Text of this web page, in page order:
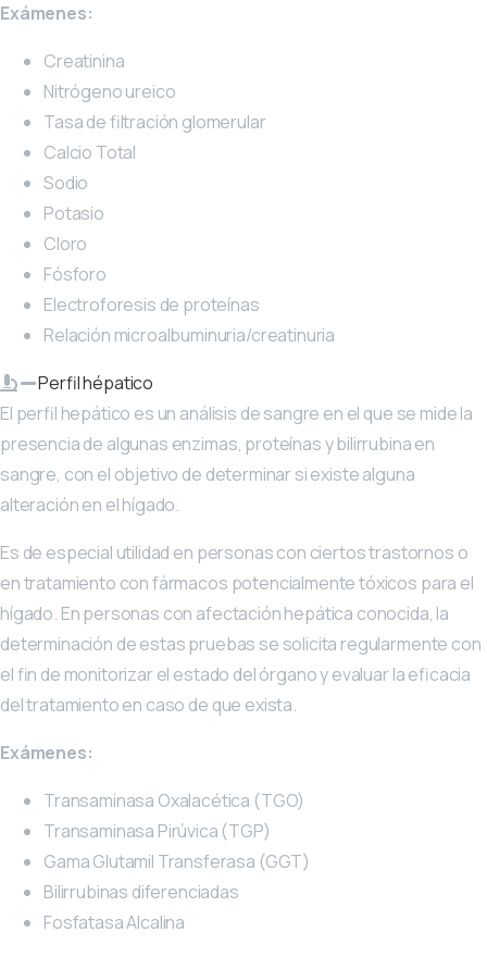
Exámenes:
Creatinina
Nitrógeno ureico
Tasa de filtración glomerular
Calcio Total
Sodio
Potasio
Cloro
Fósforo
Electroforesis de proteínas
Relación microalbuminuria/creatinuria
Perfil hépatico
El perfil hepático es un análisis de sangre en el que se mide la
presencia de algunas enzimas, proteínas y bilirrubina en
sangre, con el objetivo de determinar si existe alguna
alteración en el hígado.
Es de especial utilidad en personas con ciertos trastornos o
en tratamiento con fármacos potencialmente tóxicos para el
hígado. En personas con afectación hepática conocida, la
determinación de estas pruebas se solicita regularmente con
el fin de monitorizar el estado del órgano y evaluar la eficacia
del tratamiento en caso de que exista.
Exámenes:
Transaminasa Oxalacética (TGO)
Transaminasa Pirúvica (TGP)
Gama Glutamil Transferasa (GGT)
Bilirrubinas diferenciadas
Fosfatasa Alcalina